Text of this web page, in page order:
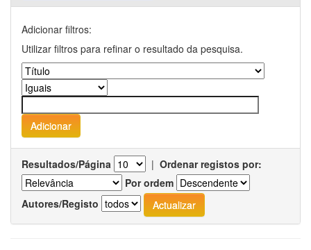
Adicionar filtros:
Utilizar filtros para refinar o resultado da pesquisa.
Resultados/Página | Ordenar registos por:
Por ordem
Autores/Registo